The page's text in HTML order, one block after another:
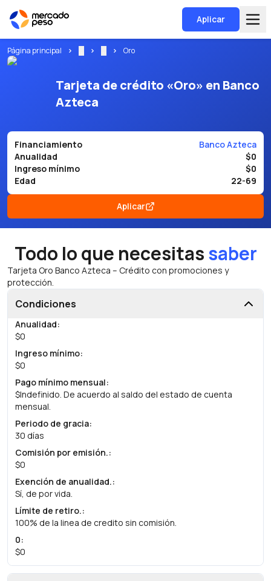
Aplicar
Página principal Oro
Tarjeta de crédito «Oro» en Banco
Azteca
Financiamiento
Banco Azteca
Anualidad
$0
Ingreso mínimo
$0
Edad
22-69
Aplicar
Todo lo que necesitassaber
Tarjeta Oro Banco Azteca – Crédito con promociones y
protección.
Condiciones
Anualidad:
$0
Ingreso mínimo:
$0
Pago mínimo mensual:
$Indefinido. De acuerdo al saldo del estado de cuenta
mensual.
Periodo de gracia:
30 días
Comisión por emisión.:
$0
Exención de anualidad.:
Sí, de por vida.
Límite de retiro.:
100% de la linea de credito sin comisión.
0:
$0